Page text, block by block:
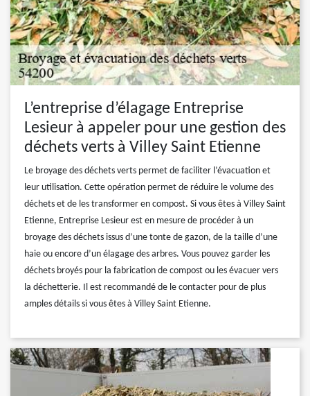
L’entreprise d’élagage Entreprise
Lesieur à appeler pour une gestion des
déchets verts à Villey Saint Etienne
Le broyage des déchets verts permet de faciliter l’évacuation et
leur utilisation. Cette opération permet de réduire le volume des
déchets et de les transformer en compost. Si vous êtes à Villey Saint
Etienne, Entreprise Lesieur est en mesure de procéder à un
broyage des déchets issus d’une tonte de gazon, de la taille d’une
haie ou encore d’un élagage des arbres. Vous pouvez garder les
déchets broyés pour la fabrication de compost ou les évacuer vers
la déchetterie. Il est recommandé de le contacter pour de plus
amples détails si vous êtes à Villey Saint Etienne.